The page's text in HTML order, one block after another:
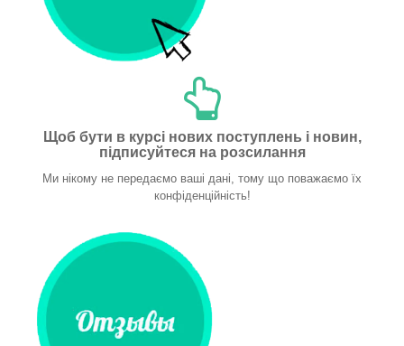
Щоб бути в курсі нових поступлень і новин,
підписуйтеся на розсилання
Ми нікому не передаємо ваші дані, тому що поважаємо їх
конфіденційність!